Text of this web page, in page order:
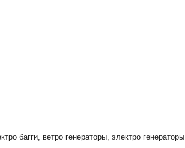
багги, ветро генераторы, электро генераторы,